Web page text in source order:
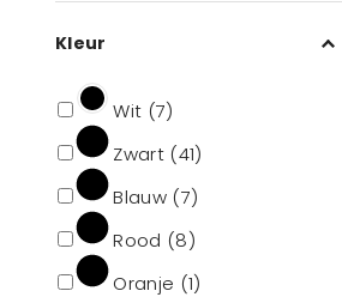
Kleur
Wit (7)
Zwart (41)
Blauw (7)
Rood (8)
Oranje (1)